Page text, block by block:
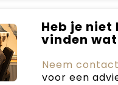
Heb je niet
vinden
Neem
voor een